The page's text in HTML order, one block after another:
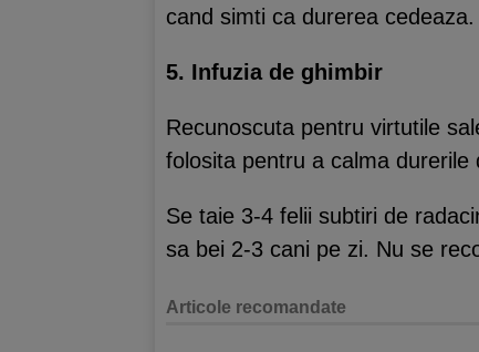
cand simti ca durerea cedeaza.
5. Infuzia de ghimbir
Recunoscuta pentru virtutile
folosita pentru a calma durerile
Se taie 3-4 felii subtiri de
sa bei 2-3 cani pe zi. Nu se
Articole recomandate